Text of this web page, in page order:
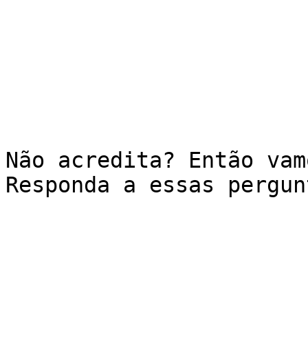
Não acredita? Então
Responda a essas